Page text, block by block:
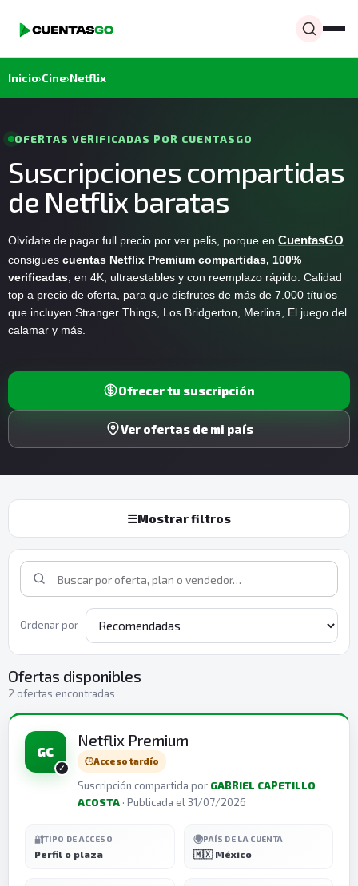
Inicio›Cine›Netflix
OFERTAS VERIFICADAS POR CUENTASGO
Suscripciones compartidas
de Netflix baratas
Olvídate de pagar full precio por ver pelis, porque en CuentasGO
consigues cuentas Netflix Premium compartidas, 100%
verificadas , en 4K, ultraestables y con reemplazo rápido. Calidad
top a precio de oferta, para que disfrutes de más de 7.000 títulos
que incluyen Stranger Things, Los Bridgerton, Merlina, El juego del
calamar y más.
Ofrecer tu suscripción
Ver ofertas de mi país
☰Mostrar filtros
Ordenar por
Ofertas disponibles
2 ofertas encontradas
GC
Netflix Premium
🕒Acceso tardío
Suscripción compartida por GABRIEL CAPETILLO
ACOSTA · Publicada el 31/07/2026
🔐TIPO DE ACCESO
Perfil o plaza
🌍PAÍS DE LA CUENTA
🇲🇽 México